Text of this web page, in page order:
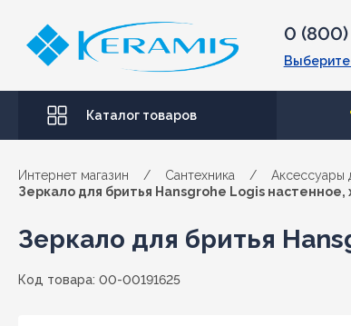
0
Выберите
Каталог товаров
Интернет магазин / Сантехника / Аксессуары
Зеркало для бритья Hansgrohe Logis настенное,
Зеркало для бритья
Код товара: 00-00191625